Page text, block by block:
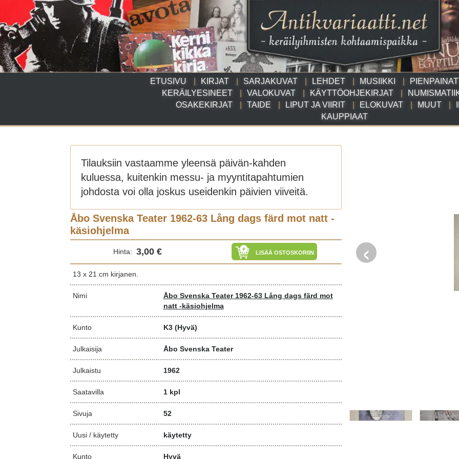
ETUSIVU KIRJAT SARJAKUVAT LEHDET MUSIIKKI
KERÄILYESINEET
VALOKUVAT KÄYTTÖOHJEKIRJAT
OSAKEKIRJAT
TAIDE LIPUT JA VIIRIT ELOKUVAT MUUT
KAUPPIAAT
Tilauksiin vastaamme yleensä päivän-kahden
kuluessa, kuitenkin messu- ja myyntitapahtumien
johdosta voi olla joskus useidenkin päivien viiveitä.
Åbo Svenska Teater 1962-63 Lång dags färd mot natt -
käsiohjelma
‹
Hinta: 3,00 € LISÄÄ OSTOSKORIIN
13 x 21 cm kirjanen.
Nimi
Åbo Svenska Teater 1962-63 Lång dags färd mot
natt -käsiohjelma
Kunto K3 (Hyvä)
Julkaisija Åbo Svenska Teater
Julkaistu 1962
Saatavilla 1 kpl
Sivuja 52
Uusi / käytetty käytetty
Kunto Hyvä